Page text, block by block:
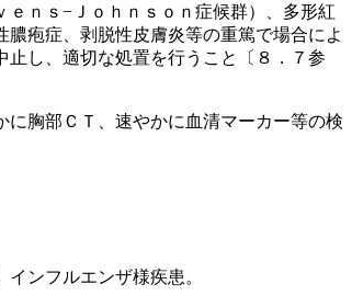
ｎｓ−Ｊｏｈｎｓｏｎ症候群）、多形紅
疱症、剥脱性皮膚炎等の重篤で場合によ
し、適切な処置を行うこと〔８．７参
胸部ＣＴ、速やかに血清マーカー等の検
ンフルエンザ様疾患。